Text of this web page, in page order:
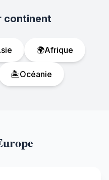
continent
🌍Afrique
🏝️Océanie